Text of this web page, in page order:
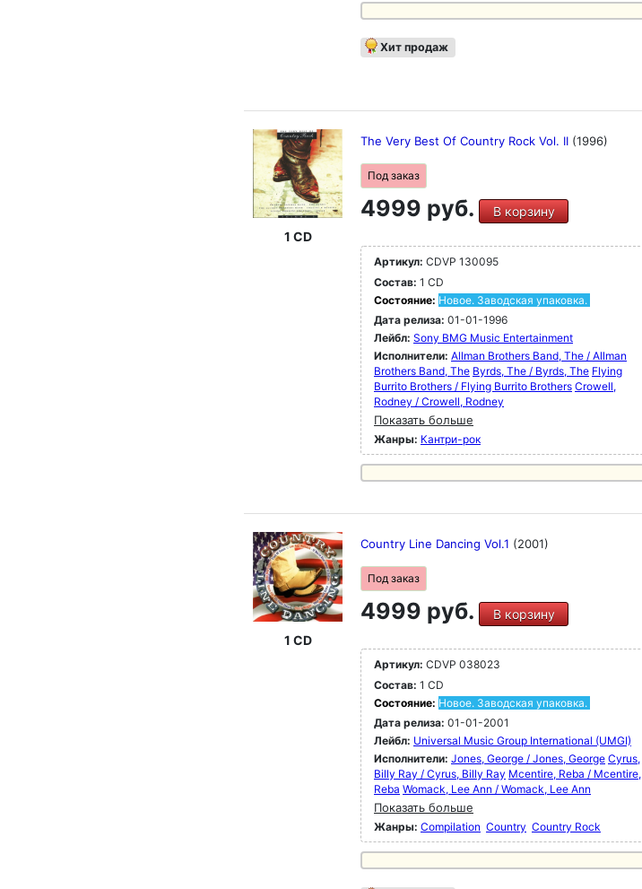
Хит продаж
1 CD
The Very Best Of Country Rock Vol. II (1996)
Под заказ
4999 руб. В корзину
Артикул: CDVP 130095
Состав: 1 CD
Состояние: Новое. Заводская упаковка.
Дата релиза: 01-01-1996
Лейбл: Sony BMG Music Entertainment
Исполнители: Allman Brothers Band, The / Allman
Brothers Band, The Byrds, The / Byrds, The Flying
Burrito Brothers / Flying Burrito Brothers Crowell,
Rodney / Crowell, Rodney
Показать больше
Жанры: Кантри-рок
1 CD
Country Line Dancing Vol.1 (2001)
Под заказ
4999 руб. В корзину
Артикул: CDVP 038023
Состав: 1 CD
Состояние: Новое. Заводская упаковка.
Дата релиза: 01-01-2001
Лейбл: Universal Music Group International (UMGI)
Исполнители: Jones, George / Jones, George Cyrus,
Billy Ray / Cyrus, Billy Ray Mcentire, Reba / Mcentire,
Reba Womack, Lee Ann / Womack, Lee Ann
Показать больше
Жанры: Compilation Country Country Rock